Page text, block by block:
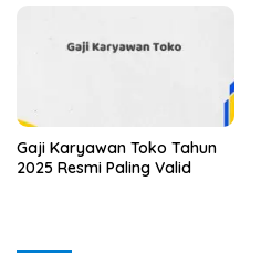
Gaji Karyawan Toko Tahun
2025 Resmi Paling Valid